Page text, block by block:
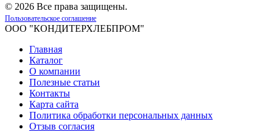
© 2026 Все права защищены.
Пользовательское соглашение
ООО "КОНДИТЕРХЛЕБПРОМ"
Главная
Каталог
О компании
Полезные статьи
Контакты
Карта сайта
Политика обработки персональных данных
Отзыв согласия